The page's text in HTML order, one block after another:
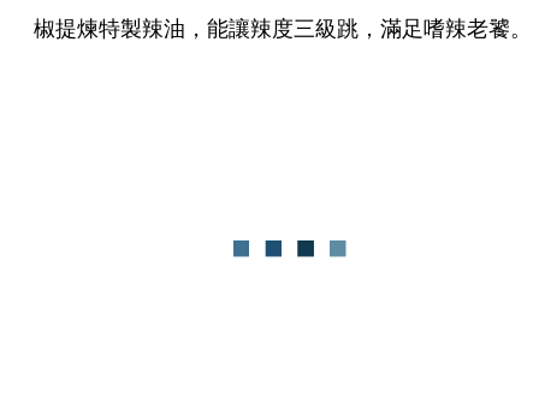
椒提煉特製辣油，能讓辣度三級跳，滿足嗜辣老饕。